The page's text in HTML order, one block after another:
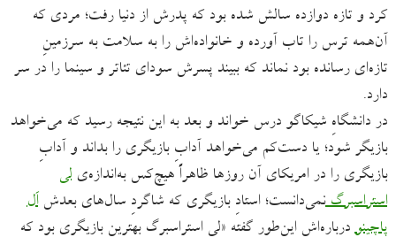
کرد و تازه دوازده سالش شده بود که پدرش از دنیا رفت؛ مردی که
آن‌همه ترس را تاب آورده و خانواده‌اش را به سلامت به سرزمینِ
تازه‌ای رسانده بود نماند که ببیند پسرش سودای تئاتر و سینما را در سر
دارد.
در دانشگاهِ شیکاگو درس خواند و بعد به این نتیجه رسید که می‌خواهد
بازیگر شود؛ یا دست‌کم می‌خواهد آدابِ بازیگری را بداند و آدابِ
بازیگری را در امریکای آن روزها ظاهراً هیچ‌کس به‌اندازه‌ی لی
استراسبرگنمی‌دانست؛ استادِ بازیگری که شاگردِ سال‌های بعدشاَل
پاچینو درباره‌اش این‌طور گفته «لی استراسبرگ بهترین بازیگری بود که